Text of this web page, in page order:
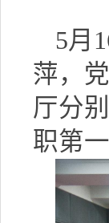
5月
萍，
厅分
职第一